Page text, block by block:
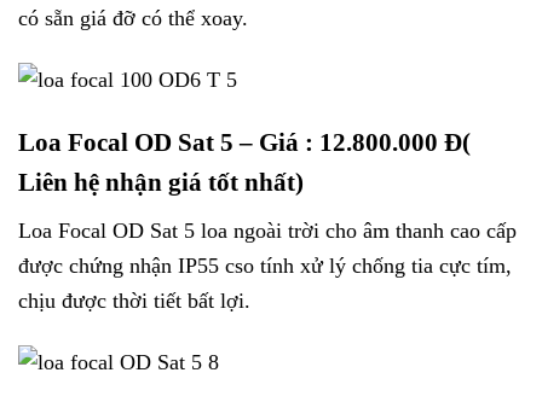
có sẵn giá đỡ có thể xoay.
Loa Focal OD Sat 5 – Giá : 12.800.000 Đ(
Liên hệ nhận giá tốt nhất)
Loa Focal OD Sat 5 loa ngoài trời cho âm thanh cao cấp
được chứng nhận IP55 cso tính xử lý chống tia cực tím,
chịu được thời tiết bất lợi.